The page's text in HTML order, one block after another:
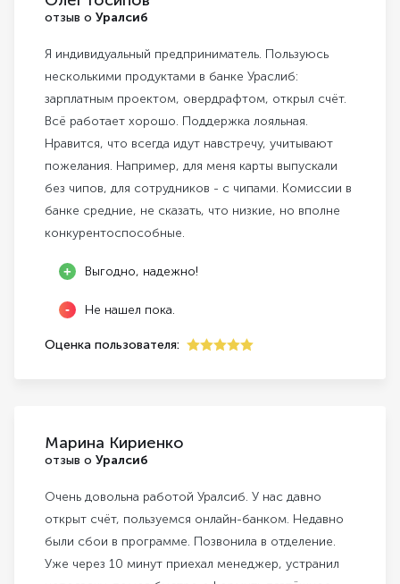
отзыв о Уралсиб
Я индивидуальный предприниматель. Пользуюсь
несколькими продуктами в банке Ураслиб:
зарплатным проектом, овердрафтом, открыл счёт.
Всё работает хорошо. Поддержка лояльная.
Нравится, что всегда идут навстречу, учитывают
пожелания. Например, для меня карты выпускали
без чипов, для сотрудников - с чипами. Комиссии в
банке средние, не сказать, что низкие, но вполне
конкурентоспособные.
Выгодно, надежно!
Не нашел пока.
Оценка пользователя:
Марина Кириенко
отзыв о Уралсиб
Очень довольна работой Уралсиб. У нас давно
открыт счёт, пользуемся онлайн-банком. Недавно
были сбои в программе. Позвонила в отделение.
Уже через 10 минут приехал менеджер, устранил